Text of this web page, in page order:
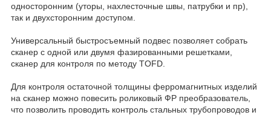
односторонним (уторы, нахлесточные швы, патрубки и пр),
так и двухсторонним доступом.
Универсальный быстросъемный подвес позволяет собрать
сканер с одной или двумя фазированными решетками,
сканер для контроля по методу TOFD.
Для контроля остаточной толщины ферромагнитных изделий
на сканер можно повесить роликовый ФР преобразователь,
что позволить проводить контроль стальных трубопроводов и